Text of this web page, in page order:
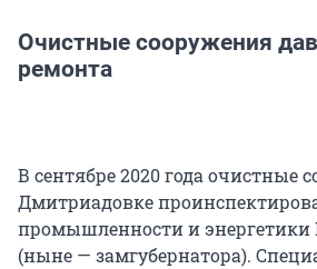
Очистные сооружения
ремонта
В сентябре 2020 года очистные
Дмитриадовке
промышленности и энергетики
(ныне — замгубернатора).